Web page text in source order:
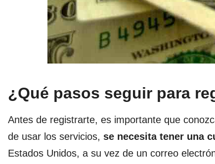
¿Qué pasos seguir para
Antes de registrarte, es importante que
de usar los servicios, se necesita tener una
Estados Unidos, a su vez de un correo